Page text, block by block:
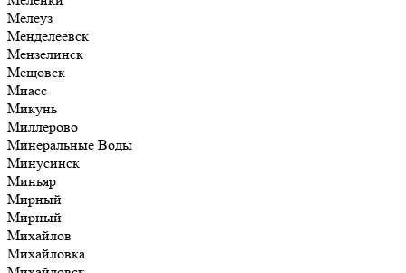
Мелеуз
Менделеевск
Мензелинск
Мещовск
Миасс
Микунь
Миллерово
Минеральные Воды
Минусинск
Миньяр
Мирный
Мирный
Михайлов
Михайловка